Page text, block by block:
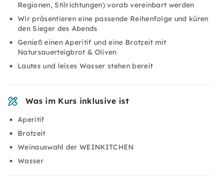
Regionen, Stilrichtungen) vorab vereinbart werden
Wir präsentieren eine passende Reihenfolge und küren
den Sieger des Abends
Genieß einen Aperitif und eine Brotzeit mit
Natursauerteigbrot & Oliven
Lautes und leises Wasser stehen bereit
Was im Kurs inklusive ist
Aperitif
Brotzeit
Weinauswahl der WEINKITCHEN
Wasser